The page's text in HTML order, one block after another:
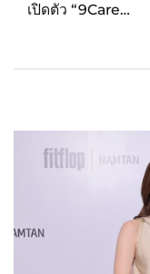
เปิดตัว “9Care